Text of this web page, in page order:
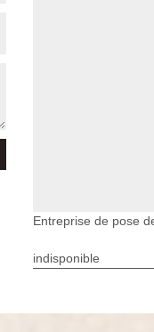
Entreprise de pose
indisponible